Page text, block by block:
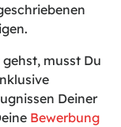
musst Du
Deiner
Bewerbung